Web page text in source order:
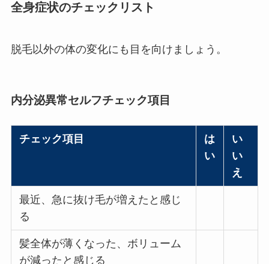
全身症状のチェックリスト
脱毛以外の体の変化にも目を向けましょう。
内分泌異常セルフチェック項目
チェック項目
は
い
い
い
え
最近、急に抜け毛が増えたと感じ
る
髪全体が薄くなった、ボリューム
が減ったと感じる